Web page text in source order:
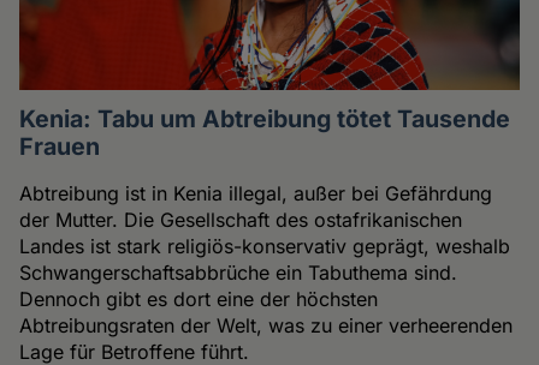
Kenia: Tabu um Abtreibung tötet Tausende
Frauen
Abtreibung ist in Kenia illegal, außer bei Gefährdung
der Mutter. Die Gesellschaft des ostafrikanischen
Landes ist stark religiös-konservativ geprägt, weshalb
Schwangerschaftsabbrüche ein Tabuthema sind.
Dennoch gibt es dort eine der höchsten
Abtreibungsraten der Welt, was zu einer verheerenden
Lage für Betroffene führt.